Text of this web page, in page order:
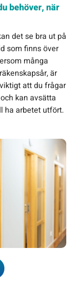
behöver, när
det se bra ut på
som finns över
många
är
att du frågar
kan avsätta
ha arbetet utfört.